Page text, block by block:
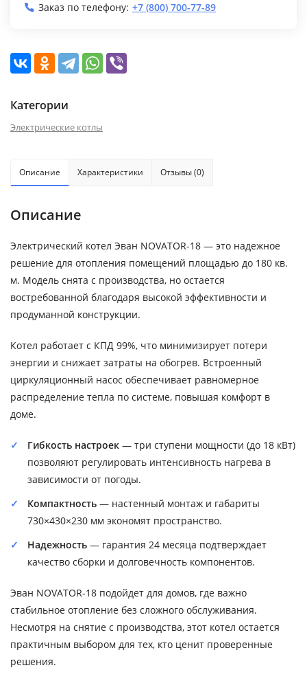
Заказ по телефону: +7 (800) 700-77-89
Категории
Электрические котлы
Описание Характеристики Отзывы (0)
Описание
Электрический котел Эван NOVATOR-18 — это надежное
решение для отопления помещений площадью до 180 кв.
м. Модель снята с производства, но остается
востребованной благодаря высокой эффективности и
продуманной конструкции.
Котел работает с КПД 99%, что минимизирует потери
энергии и снижает затраты на обогрев. Встроенный
циркуляционный насос обеспечивает равномерное
распределение тепла по системе, повышая комфорт в
доме.
Гибкость настроек — три ступени мощности (до 18 кВт)
позволяют регулировать интенсивность нагрева в
зависимости от погоды.
Компактность — настенный монтаж и габариты
730×430×230 мм экономят пространство.
Надежность — гарантия 24 месяца подтверждает
качество сборки и долговечность компонентов.
Эван NOVATOR-18 подойдет для домов, где важно
стабильное отопление без сложного обслуживания.
Несмотря на снятие с производства, этот котел остается
практичным выбором для тех, кто ценит проверенные
решения.